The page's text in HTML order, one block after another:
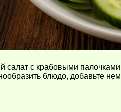
салат с крабовыми
блюдо, добавьте